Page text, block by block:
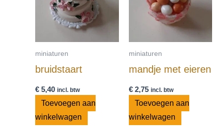
miniaturen
bruidstaart
€ 5,40 incl. btw
Toevoegen aan
winkelwagen
miniaturen
mandje met eieren
€2,75 incl. btw
Toevoegen aan
winkelwagen